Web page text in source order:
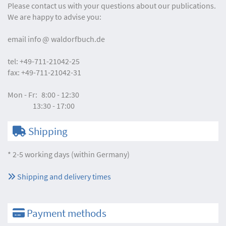
Please contact us with your questions about our publications.
We are happy to advise you:
email info waldorfbuch.de
tel: +49-711-21042-25
fax: +49-711-21042-31
Mon - Fr: 8:00 - 12:30
13:30 - 17:00
Shipping
* 2-5 working days (within Germany)
Shipping and delivery times
Payment methods